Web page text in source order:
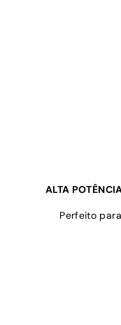
ALTA
Perfeito